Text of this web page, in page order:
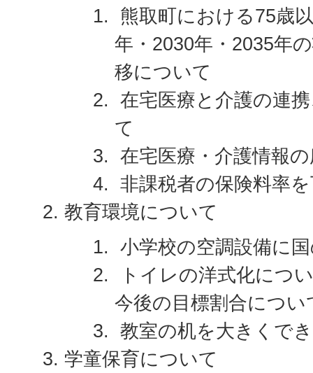
熊取町における75歳
年・2030年・2035年
移について
在宅医療と介護の連
て
在宅医療・介護情報
非課税者の保険料率
教育環境について
小学校の空調設備に
トイレの洋式化につ
今後の目標割合につい
教室の机を大きくで
学童保育について